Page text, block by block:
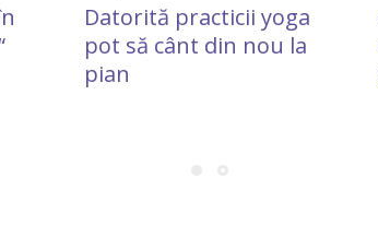
Datorită practicii yoga
pot să cânt din nou la
pian